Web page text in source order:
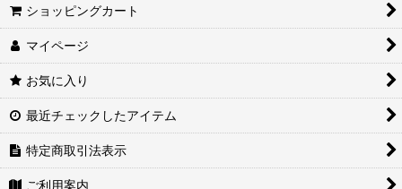
ショッピングカート
マイページ
お気に入り
最近チェックしたアイテム
特定商取引法表示
ご利用案内